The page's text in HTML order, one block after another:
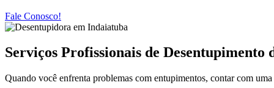
Fale Conosco!
Serviços Profissionais de
Quando você enfrenta problemas com entupimentos, contar com